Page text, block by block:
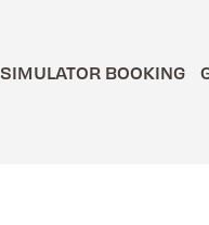
SIMULATOR BOOKING